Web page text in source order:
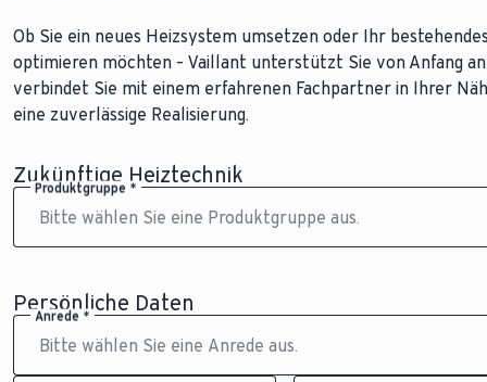
Ob Sie ein neues Heizsystem umsetzen oder Ihr
optimieren möchten – Vaillant unterstützt Sie von Anfang
verbindet Sie mit einem erfahrenen Fachpartner in Ihrer
eine zuverlässige Realisierung.
Zukünftige Heiztechnik
Produktgruppe *
Persönliche Daten
Anrede *